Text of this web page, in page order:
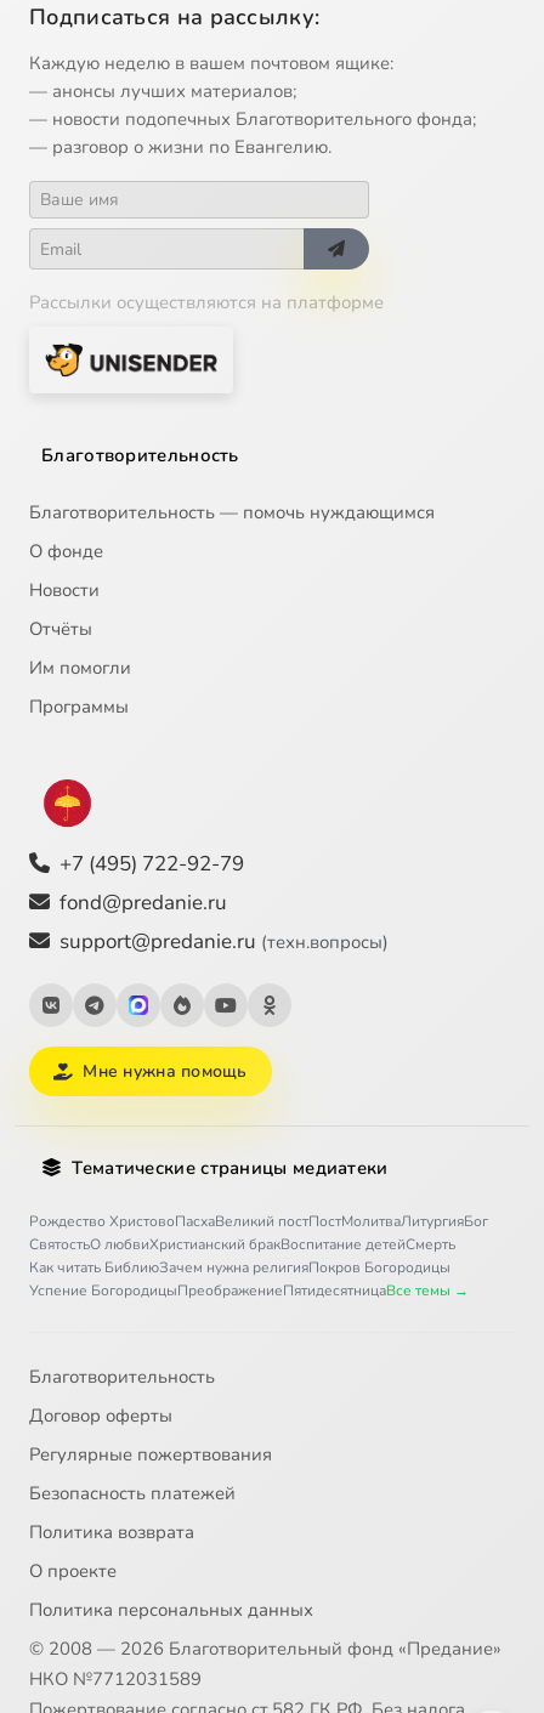
Подписаться на рассылку:
Каждую неделю в вашем почтовом ящике:
— анонсы лучших материалов;
— новости подопечных Благотворительного фонда;
— разговор о жизни по Евангелию.
Рассылки осуществляются на платформе
Благотворительность
Благотворительность — помочь нуждающимся
О фонде
Новости
Отчёты
Им помогли
Программы
+7 (495) 722-92-79
fond@predanie.ru
support@predanie.ru (техн.вопросы)
Мне нужна помощь
Тематические страницы медиатеки
Рождество ХристовоПасхаВеликий постПостМолитваЛитургияБог
СвятостьО любвиХристианский бракВоспитание детейСмерть
Как читать БиблиюЗачем нужна религияПокров Богородицы
Успение БогородицыПреображениеПятидесятницаВсе темы →
Благотворительность
Договор оферты
Регулярные пожертвования
Безопасность платежей
Политика возврата
О проекте
Политика персональных данных
© 2008 — 2026 Благотворительный фонд «Предание»
НКО №7712031589